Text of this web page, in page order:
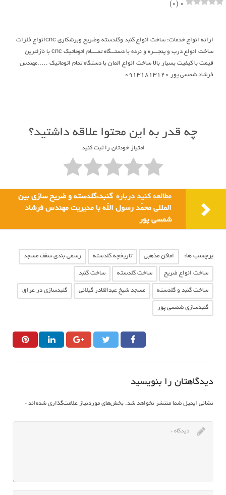
0
(
0
)
ارائه انواع خدمات: ساخت انواع گنبد وگلدسته وضریح وبرشکاری cncانواع فلزات
ساخت انواع درب و پنجـــره و نرده با دستــگاه تمــــام اتوماتیک cnc با نازلترین
قیمت با کیفیت بسیار بالا ساخت انواع المان با دستگاه تمام اتوماتیک …..مهندس
فرشاد شمسی پور ۰۹۱۳۱۸۱۳۱۲۰
چه قدر به این محتوا علاقه داشتید؟
امتیاز خودتان را ثبت کنید
مطالعه کنید درباره‌ گنبد،گلدسته و ضریح سازی بین
المللی محمّد رسول اللّه با مدیریت مهندس فرشاد
شمسی پور
برچسب ها: اماکن مذهبی تاريخچه گلدسته رسمی بندی سقف مسجد
ساخت انواع ضریح ساخت گلدسته ساخت گنبد
ساخت گنبد و گلدسته مسجد شیخ عبدالقادر گیلانی گنبدسازی در عراق
گنبدسازی شمسی پور
دیدگاهتان را بنویسید
نشانی ایمیل شما منتشر نخواهد شد. بخش‌های موردنیاز علامت‌گذاری شده‌اند *